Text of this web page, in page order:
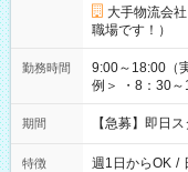
大手物流会
職場です！）
勤務時間
9:00～18:00（実動8時間） 希望の時
例＞ ・8：30
・13：00～22
期間 【急募】即日
特徴 週1日からOK /